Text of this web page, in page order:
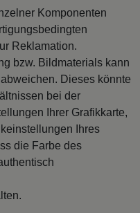
Komponenten
Reklamation.
bzw. Bildmaterials kann
Dieses könnte
bei der
Ihrer Grafikkarte,
Ihres
die Farbe des